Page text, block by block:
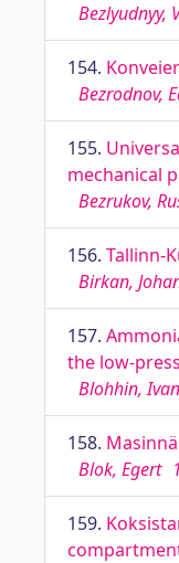
Bezlyudnyy,
154.
Bezrodnov,
155.
mechanical
Bezrukov,
156. Tallinn-
Birkan,
157.
the low-
Blohhin, Ivan
158.
Blok, Egert
159.